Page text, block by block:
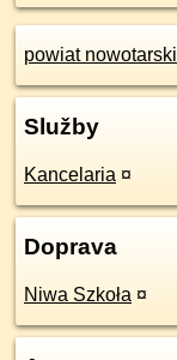
powiat nowotarski
Služby
Kancelaria ¤
Doprava
Niwa Szkoła ¤